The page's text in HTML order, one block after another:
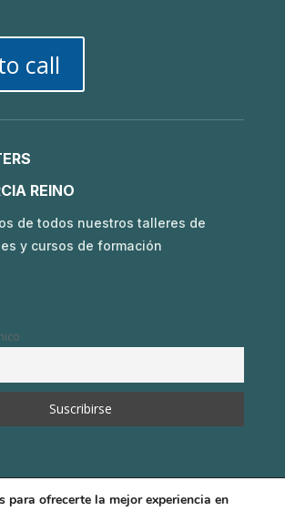
call
REINO
de todos nuestros talleres de
y cursos de formación
para ofrecerte la mejor experiencia en